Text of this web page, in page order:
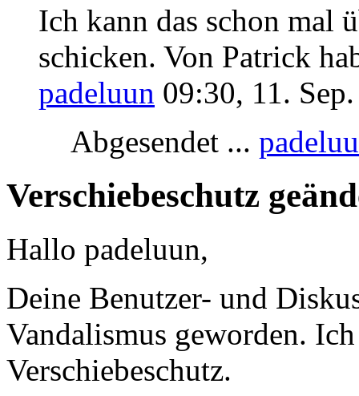
Ich kann das schon mal
schicken. Von Patrick
padeluun 09:30, 11.
Abgesendet ...
Verschiebeschutz
Hallo padeluun,
Deine Benutzer- und
Vandalismus geworden.
Verschiebeschutz.